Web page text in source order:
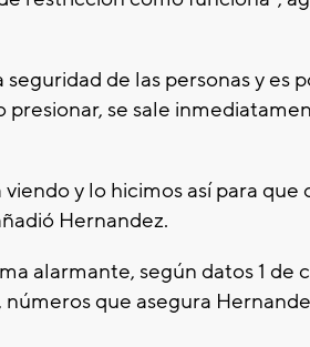
de las personas y es
se sale
y lo hicimos así para que
Hernandez.
alarmante, según datos 1 de
que asegura